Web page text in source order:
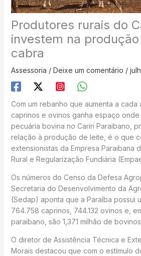
Produtores rurais do
investem na
cabra
Assessoria / Deixe um comentário /
Com um rebanho que aumenta a cada
caprinos e ovinos ganha espaço
pecuária bovina no Cariri Paraibano,
relação à produção de leite, é o que
extensionistas da Empresa Paraibana
Rural e Regularização Fundiária
Os números do Censo da Defesa
Secretaria do Desenvolvimento da
(Sedap) aponta que a Paraíba possui
764.758 caprinos, 744.132 ovinos e,
paraibano, são 1,371 milhão de
O diretor de Assistência Técnica e
Morais destacou que com o estímulo